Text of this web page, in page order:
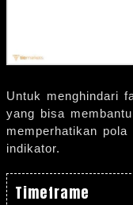
Untuk menghindari
yang bisa
memperhatikan
indikator.
Timeframe